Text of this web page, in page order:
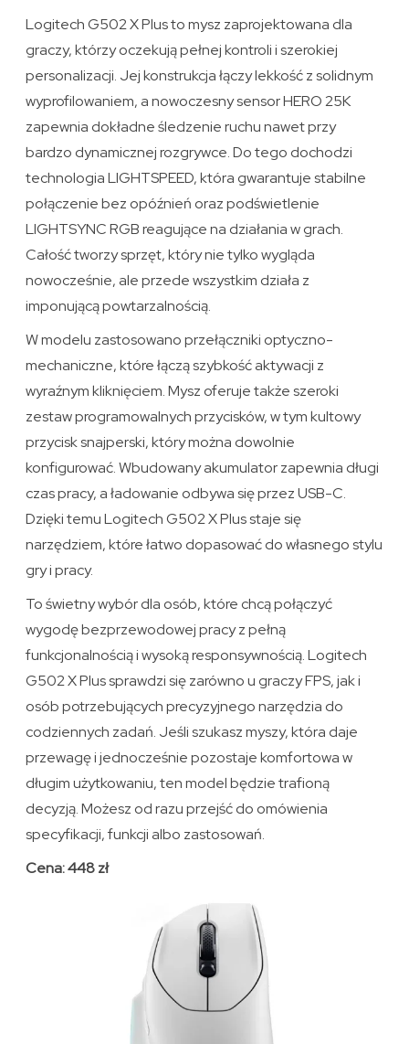
Logitech G502 X Plus to mysz zaprojektowana dla
graczy, którzy oczekują pełnej kontroli i szerokiej
personalizacji. Jej konstrukcja łączy lekkość z solidnym
wyprofilowaniem, a nowoczesny sensor HERO 25K
zapewnia dokładne śledzenie ruchu nawet przy
bardzo dynamicznej rozgrywce. Do tego dochodzi
technologia LIGHTSPEED, która gwarantuje stabilne
połączenie bez opóźnień oraz podświetlenie
LIGHTSYNC RGB reagujące na działania w grach.
Całość tworzy sprzęt, który nie tylko wygląda
nowocześnie, ale przede wszystkim działa z
imponującą powtarzalnością.
W modelu zastosowano przełączniki optyczno-
mechaniczne, które łączą szybkość aktywacji z
wyraźnym kliknięciem. Mysz oferuje także szeroki
zestaw programowalnych przycisków, w tym kultowy
przycisk snajperski, który można dowolnie
konfigurować. Wbudowany akumulator zapewnia długi
czas pracy, a ładowanie odbywa się przez USB-C.
Dzięki temu Logitech G502 X Plus staje się
narzędziem, które łatwo dopasować do własnego stylu
gry i pracy.
To świetny wybór dla osób, które chcą połączyć
wygodę bezprzewodowej pracy z pełną
funkcjonalnością i wysoką responsywnością. Logitech
G502 X Plus sprawdzi się zarówno u graczy FPS, jak i
osób potrzebujących precyzyjnego narzędzia do
codziennych zadań. Jeśli szukasz myszy, która daje
przewagę i jednocześnie pozostaje komfortowa w
długim użytkowaniu, ten model będzie trafioną
decyzją. Możesz od razu przejść do omówienia
specyfikacji, funkcji albo zastosowań.
Cena: 448 zł